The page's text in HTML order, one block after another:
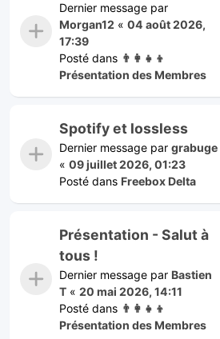
Dernier message par
Morgan12 « 04 août 2026,
17:39
Posté dans 👨‍👩‍👧‍👦
Présentation des Membres
Spotify et lossless
Dernier message par grabuge
« 09 juillet 2026, 01:23
Posté dans Freebox Delta
Présentation - Salut à
tous !
Dernier message par Bastien
T « 20 mai 2026, 14:11
Posté dans 👨‍👩‍👧‍👦
Présentation des Membres